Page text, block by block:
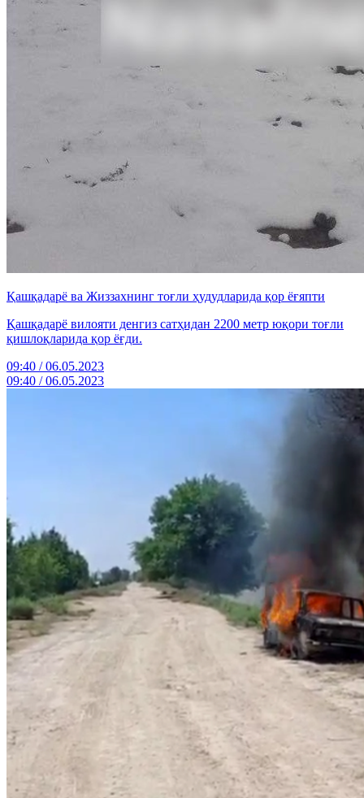
Қашқадарё ва Жиззахнинг тоғли ҳудудларида қор ёғяпти
Қашқадарё вилояти денгиз сатҳидан 2200 метр юқори тоғли
қишлоқларида қор ёғди.
09:40 / 06.05.2023
09:40 / 06.05.2023